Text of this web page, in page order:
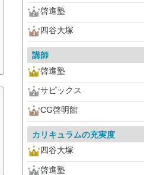
啓進塾
四谷大塚
講師
啓進塾
サピックス
CG啓明館
カリキュラムの充実度
四谷大塚
啓進塾